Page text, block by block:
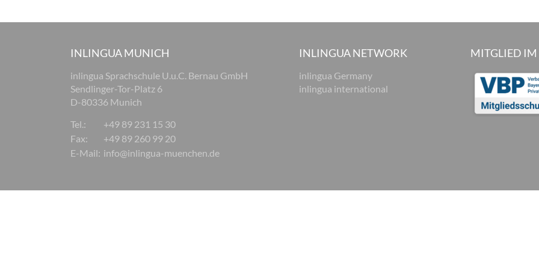
INLINGUA MUNICH
inlingua Sprachschule U.u.C. Bernau GmbH
Sendlinger-Tor-Platz 6
D-80336 Munich
Tel.:
+49 89 231 15 30
Fax:
+49 89 260 99 20
E-Mail: info@inlingua-muenchen.de
INLINGUA NETWORK
inlingua Germany
inlingua international
MITGLIED IM